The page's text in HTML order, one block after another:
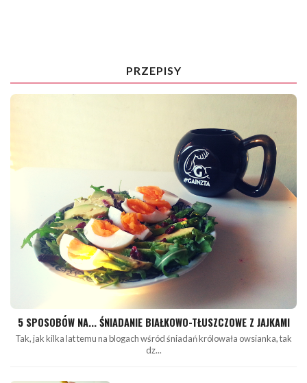
PRZEPISY
5 SPOSOBÓW NA... ŚNIADANIE BIAŁKOWO-TŁUSZCZOWE Z JAJKAMI
Tak, jak kilka lat temu na blogach wśród śniadań królowała owsianka, tak
dz...